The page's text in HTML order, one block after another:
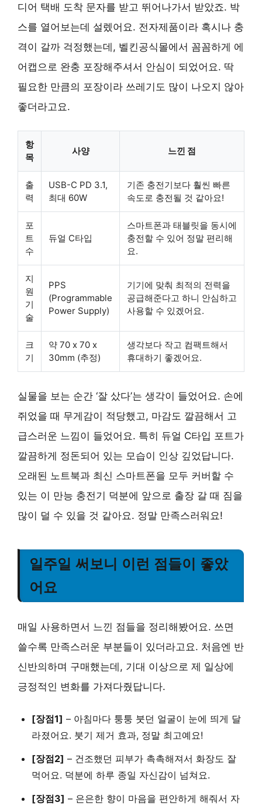
디어 택배 도착 문자를 받고 뛰어나가서 받았죠. 박
스를 열어보는데 설렜어요. 전자제품이라 혹시나 충
격이 갈까 걱정했는데, 벨킨공식몰에서 꼼꼼하게 에
어캡으로 완충 포장해주셔서 안심이 되었어요. 딱
필요한 만큼의 포장이라 쓰레기도 많이 나오지 않아
좋더라고요.
항
목
사양 느낀 점
출
력
USB-C PD 3.1,
최대 60W
기존 충전기보다 훨씬 빠른
속도로 충전될 것 같아요!
포
트
수
듀얼 C타입
스마트폰과 태블릿을 동시에
충전할 수 있어 정말 편리해
요.
지
원
기
술
PPS
(Programmable
Power Supply)
기기에 맞춰 최적의 전력을
공급해준다고 하니 안심하고
사용할 수 있겠어요.
크
기
약 70 x 70 x
30mm (추정)
생각보다 작고 컴팩트해서
휴대하기 좋겠어요.
실물을 보는 순간 ‘잘 샀다’는 생각이 들었어요. 손에
쥐었을 때 무게감이 적당했고, 마감도 깔끔해서 고
급스러운 느낌이 들었어요. 특히 듀얼 C타입 포트가
깔끔하게 정돈되어 있는 모습이 인상 깊었답니다.
오래된 노트북과 최신 스마트폰을 모두 커버할 수
있는 이 만능 충전기 덕분에 앞으로 출장 갈 때 짐을
많이 덜 수 있을 것 같아요. 정말 만족스러워요!
일주일 써보니 이런 점들이 좋았
어요
매일 사용하면서 느낀 점들을 정리해봤어요. 쓰면
쓸수록 만족스러운 부분들이 있더라고요. 처음엔 반
신반의하며 구매했는데, 기대 이상으로 제 일상에
긍정적인 변화를 가져다줬답니다.
[장점1] – 아침마다 퉁퉁 붓던 얼굴이 눈에 띄게 달
라졌어요. 붓기 제거 효과, 정말 최고예요!
[장점2] – 건조했던 피부가 촉촉해져서 화장도 잘
먹어요. 덕분에 하루 종일 자신감이 넘쳐요.
[장점3] – 은은한 향이 마음을 편안하게 해줘서 자